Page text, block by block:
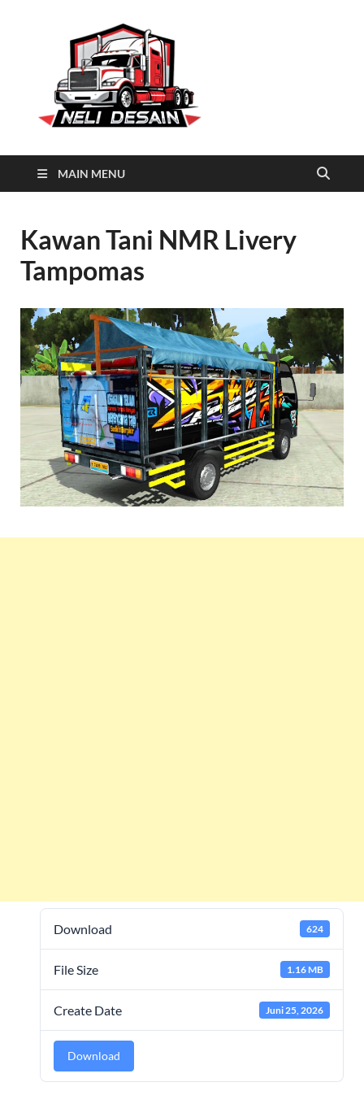
MAIN MENU
Kawan Tani NMR Livery
Tampomas
Download 624
File Size 1.16 MB
Create Date Juni 25, 2026
Download